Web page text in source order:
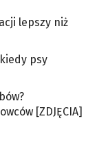
lepszy niż
psy
[ZDJĘCIA]